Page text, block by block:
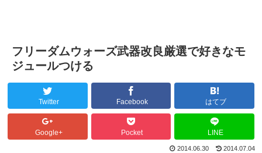
フリーダムウォーズ武器改良厳選で好きなモ
ジュールつける
Twitter Facebook はてブ
Google+ Pocket LINE
2014.06.30 2014.07.04